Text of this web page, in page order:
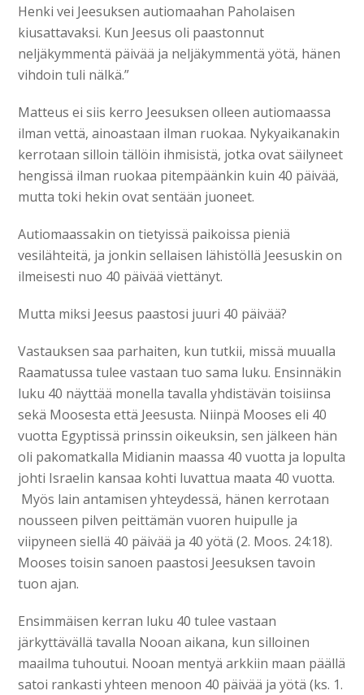
Henki vei Jeesuksen autiomaahan Paholaisen
kiusattavaksi. Kun Jeesus oli paastonnut
neljäkymmentä päivää ja neljäkymmentä yötä, hänen
vihdoin tuli nälkä.”
Matteus ei siis kerro Jeesuksen olleen autiomaassa
ilman vettä, ainoastaan ilman ruokaa. Nykyaikanakin
kerrotaan silloin tällöin ihmisistä, jotka ovat säilyneet
hengissä ilman ruokaa pitempäänkin kuin 40 päivää,
mutta toki hekin ovat sentään juoneet.
Autiomaassakin on tietyissä paikoissa pieniä
vesilähteitä, ja jonkin sellaisen lähistöllä Jeesuskin on
ilmeisesti nuo 40 päivää viettänyt.
Mutta miksi Jeesus paastosi juuri 40 päivää?
Vastauksen saa parhaiten, kun tutkii, missä muualla
Raamatussa tulee vastaan tuo sama luku. Ensinnäkin
luku 40 näyttää monella tavalla yhdistävän toisiinsa
sekä Moosesta että Jeesusta. Niinpä Mooses eli 40
vuotta Egyptissä prinssin oikeuksin, sen jälkeen hän
oli pakomatkalla Midianin maassa 40 vuotta ja lopulta
johti Israelin kansaa kohti luvattua maata 40 vuotta.
Myös lain antamisen yhteydessä, hänen kerrotaan
nousseen pilven peittämän vuoren huipulle ja
viipyneen siellä 40 päivää ja 40 yötä (2. Moos. 24:18).
Mooses toisin sanoen paastosi Jeesuksen tavoin
tuon ajan.
Ensimmäisen kerran luku 40 tulee vastaan
järkyttävällä tavalla Nooan aikana, kun silloinen
maailma tuhoutui. Nooan mentyä arkkiin maan päällä
satoi rankasti yhteen menoon 40 päivää ja yötä (ks. 1.